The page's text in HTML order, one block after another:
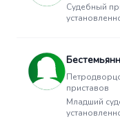
Судебный
приставов
Младший